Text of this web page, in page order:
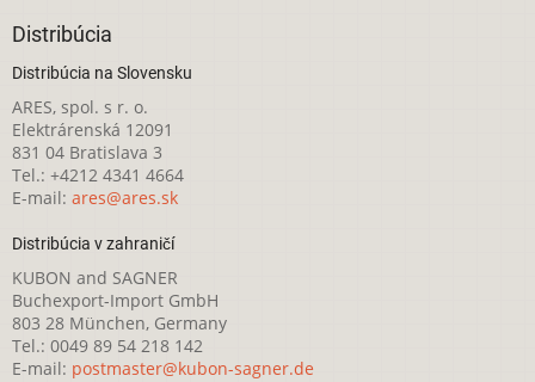
Distribúcia
Distribúcia na Slovensku
ARES, spol. s r. o.
Elektrárenská 12091
831 04 Bratislava 3
Tel.: +4212 4341 4664
E-mail: ares@ares.sk
Distribúcia v zahraničí
KUBON and SAGNER
Buchexport-Import GmbH
803 28 München, Germany
Tel.: 0049 89 54 218 142
E-mail: postmaster@kubon-sagner.de